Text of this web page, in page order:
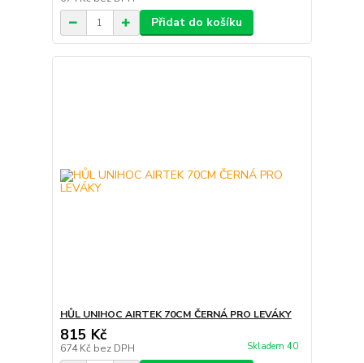
Přidat do košíku
HŮL UNIHOC AIRTEK 70CM ČERNÁ PRO LEVÁKY
815 Kč
674 Kč bez DPH Skladem 40